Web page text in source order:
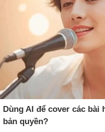
Dùng AI để cover các bài
bản quyền?